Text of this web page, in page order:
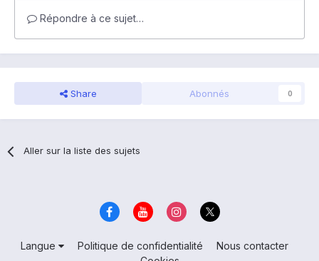
Répondre à ce sujet…
Share Abonnés 0
Aller sur la liste des sujets
Langue Politique de confidentialité
Nous contacter